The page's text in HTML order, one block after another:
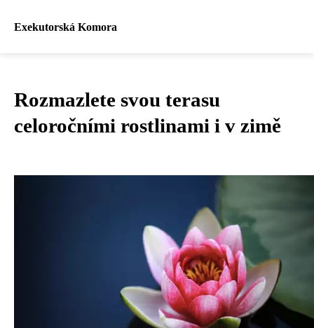
Exekutorská Komora
Rozmazlete svou terasu
celoročními rostlinami i v zimě